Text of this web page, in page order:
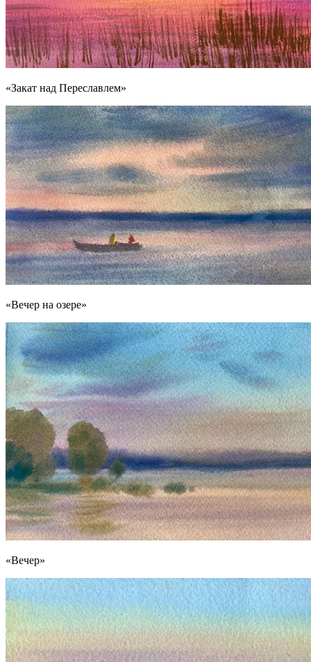
«Закат над Переславлем»
«Вечер на озере»
«Вечер»